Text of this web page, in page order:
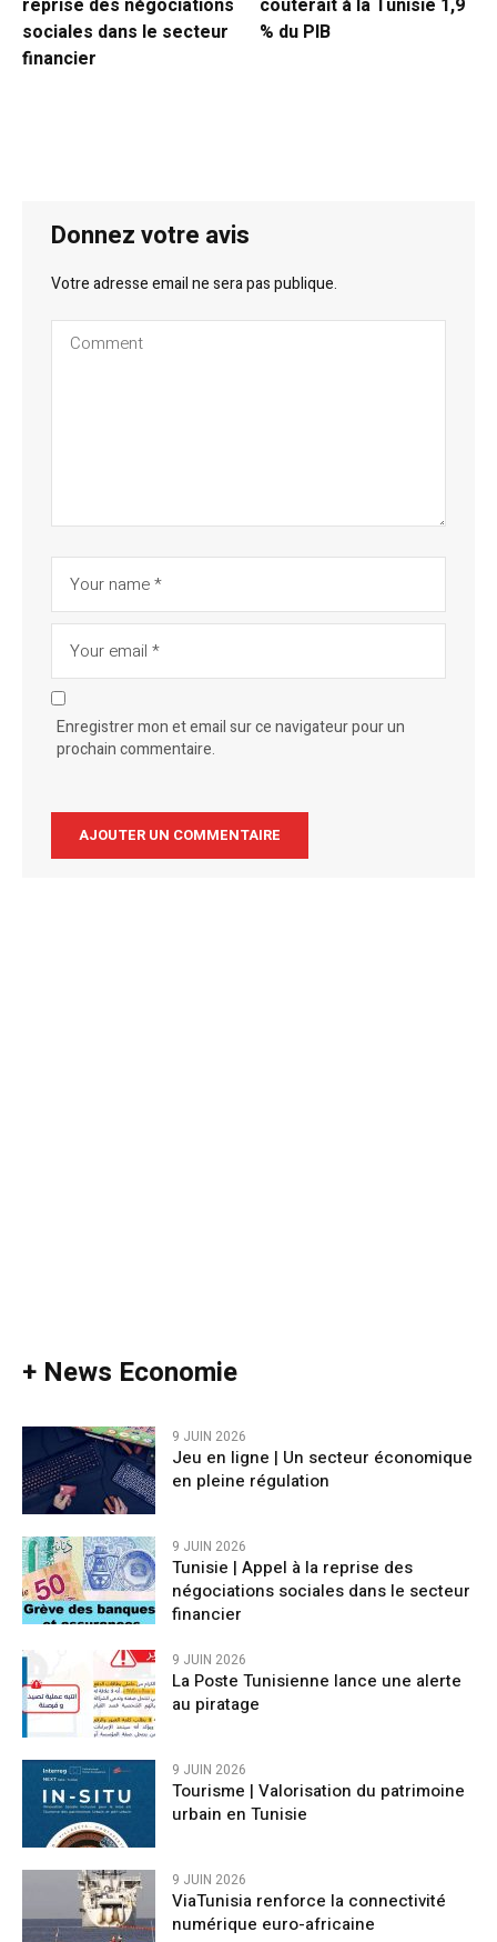
reprise des négociations
sociales dans le secteur
financier
coûterait à la Tunisie 1,9
% du PIB
Donnez votre avis
Votre adresse email ne sera pas publique.
Enregistrer mon et email sur ce navigateur pour un
prochain commentaire.
+ News Economie
9 JUIN 2026
Jeu en ligne | Un secteur économique
en pleine régulation
9 JUIN 2026
Tunisie | Appel à la reprise des
négociations sociales dans le secteur
financier
9 JUIN 2026
La Poste Tunisienne lance une alerte
au piratage
9 JUIN 2026
Tourisme | Valorisation du patrimoine
urbain en Tunisie
9 JUIN 2026
ViaTunisia renforce la connectivité
numérique euro-africaine